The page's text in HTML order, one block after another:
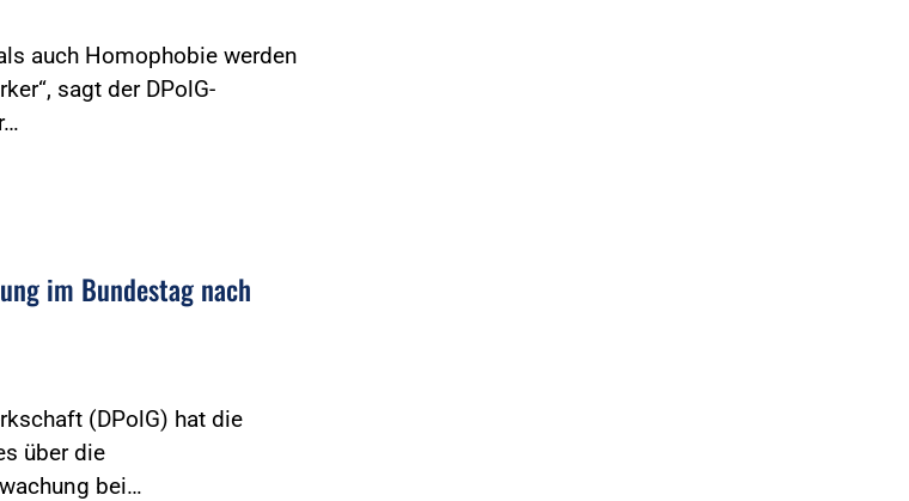
auch Homophobie werden
sagt der DPolG-
im Bundestag nach
(DPolG) hat die
über die
bei…